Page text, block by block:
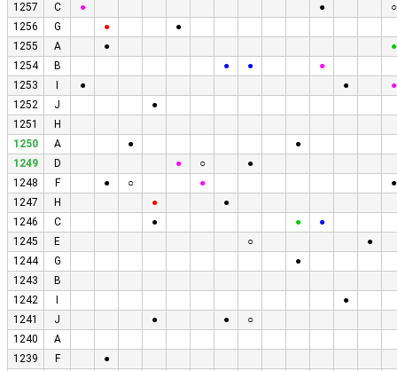
1257
C ● ●
○
1256
G ●
●
1255
A ●
●
1254
B ● ●
●
1253
● ●
●
1252
J
●
1251
H
1250
A ●
●
1249
D ● ○
●
1248
F ● ○ ●
●
1247
H ●
●
1246
C ● ●
●
1245
E ○
●
1244
G
●
1243
B
1242
●
1241
J ● ●
○
1240
A
1239
F
●